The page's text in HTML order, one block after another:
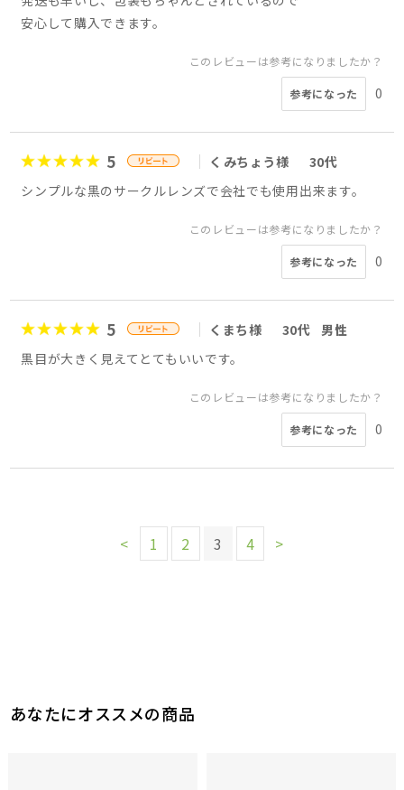
安心して購入できます。
このレビューは参考になりましたか？
参考になった 0
5 くみちょう様
30代
シンプルな黒のサークルレンズで会社でも使用出来ます。
このレビューは参考になりましたか？
参考になった 0
5 くまち様 30代
男性
黒目が大きく見えてとてもいいです。
このレビューは参考になりましたか？
参考になった 0
< 1 2 3 4 >
あなたにオススメの商品